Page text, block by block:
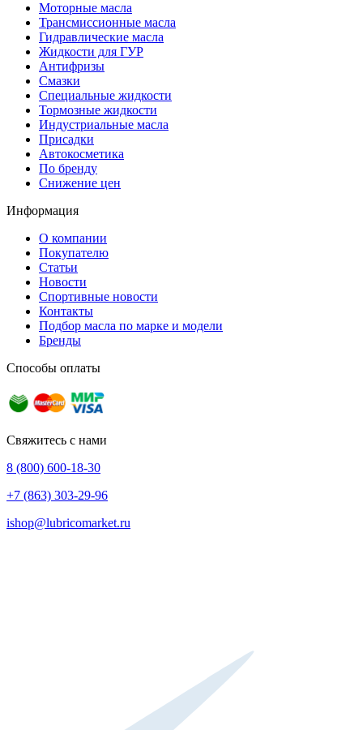
Моторные масла
Трансмиссионные масла
Гидравлические масла
Жидкости для ГУР
Антифризы
Смазки
Специальные жидкости
Тормозные жидкости
Индустриальные масла
Присадки
Автокосметика
По бренду
Снижение цен
Информация
О компании
Покупателю
Статьи
Новости
Спортивные новости
Контакты
Подбор масла по марке и модели
Бренды
Способы оплаты
Свяжитесь с нами
8 (800) 600-18-30
+7 (863) 303-29-96
ishop@lubricomarket.ru